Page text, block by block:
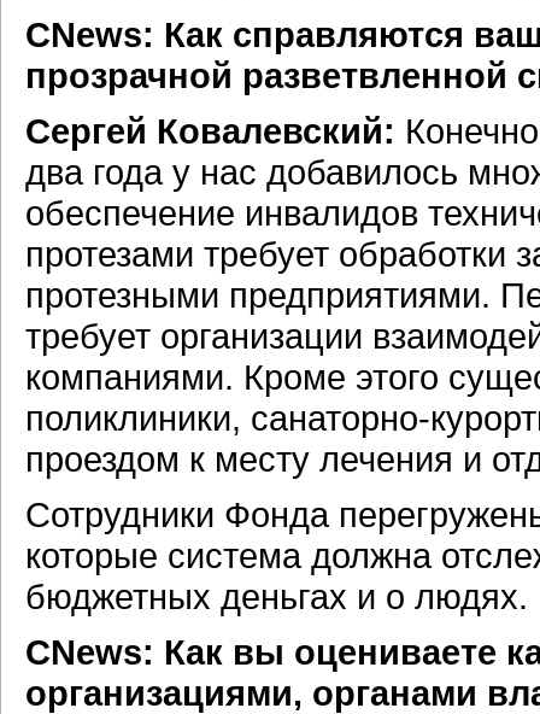
CNews: Как справляются
прозрачной разветвленной
Сергей Ковалевский:
два года у нас добавилось
обеспечение инвалидов
протезами требует обработки
протезными предприятиями.
требует организации
компаниями. Кроме этого
поликлиники, санаторно-
проездом к месту лечения и
Сотрудники Фонда
которые система должна
бюджетных деньгах и о людях.
CNews: Как вы оцениваете
организациями, органами